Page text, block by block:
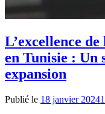
L’excellence
en Tunisie : Un
expansion
Publié le 18 janvier 2024